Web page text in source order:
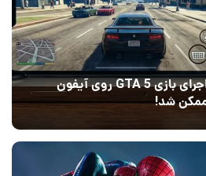
اجرای بازی GTA 5 روی آیفون
شد!